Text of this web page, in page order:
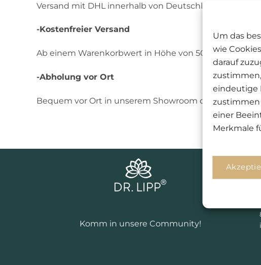
Um das
wie
darauf
eindeutige
zustimmen
einer
Merkmale
Versand mit DHL innerhalb von Deutschland für eine
-Kostenfreier Versand
Ab einem Warenkorbwert in Höhe von 50€
-Abholung vor Ort
Bequem vor Ort in unserem Showroom die Produkte
Komm in unsere Community!